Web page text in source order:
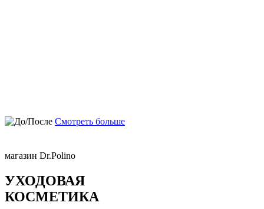
Смотреть больше
магазин Dr.Polino
УХОДОВАЯ
КОСМЕТИКА